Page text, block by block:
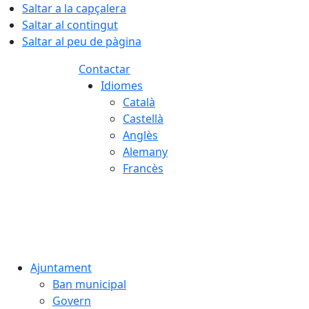
Saltar a la capçalera
Saltar al contingut
Saltar al peu de pàgina
Contactar
Idiomes
Català
Castellà
Anglès
Alemany
Francès
Ajuntament
Ban municipal
Govern